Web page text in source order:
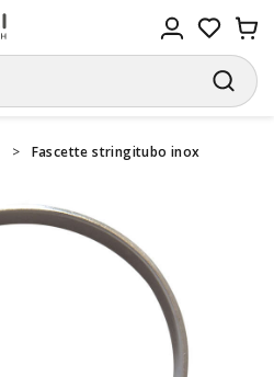
> Fascette stringitubo inox